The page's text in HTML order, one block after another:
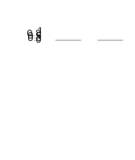
0
0.3
0.5
0.81